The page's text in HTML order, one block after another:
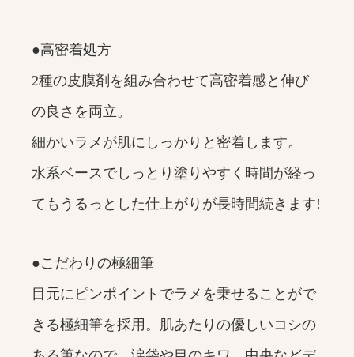
●高密着処方
2種の皮膜剤を組み合わせて高密着感と伸び
の良さを両立。
細かいラメが肌にしっかりと密着します。
水系ベースでしっとり塗りやすく時間が経っ
てもうるっとした仕上がりが長時間続きます!
●こだわりの極細筆
目元にピンポイントでラメを乗せることがで
きる極細筆を採用。肌あたりの優しいコシの